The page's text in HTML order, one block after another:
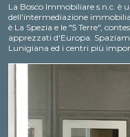
La Bosco Immobiliare s.n.c. è
dell'intermediazione
è La Spezia e le "5 Terre",
apprezzati d'Europa.
Lunigiana ed i centri più